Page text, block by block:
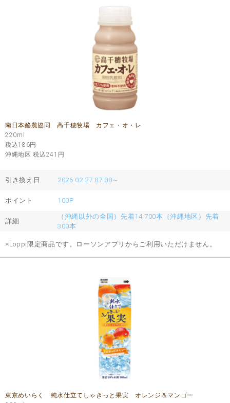
南日本酪農協同 高千穂牧場 カフェ・オ・レ
220ml
税込186円
沖縄地区 税込241 円
引き換え日 2026.02.27 07:00～
ポイント 100P
詳細
（沖縄以外の全国）先着14,700本（沖縄地区）先着
300本
※Loppi限定商品です。ローソンアプリからご利用いただけません。
東京めいらく 純水仕立てしゃきっと果実 オレンジ＆マンゴー